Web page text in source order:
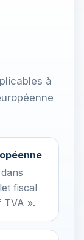
à
fiscal
TVA ».